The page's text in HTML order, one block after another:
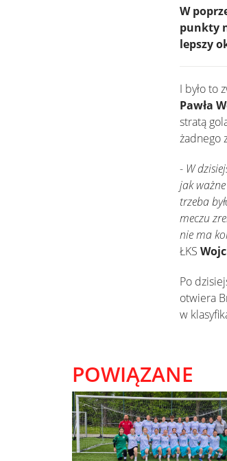
W
punkty
lepszy
I było to
Pawła
stratą
żadnego
- W
jak
trzeba
meczu
nie ma
ŁKS
Po
otwiera
w
POWIĄZANE